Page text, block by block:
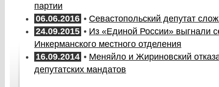
партии
06.06.2016 • Севастопольский депутат
24.09.2015 • Из «Единой России» выгнали
Инкерманского местного отделения
16.09.2014 • Меняйло и Жириновский
депутатских мандатов